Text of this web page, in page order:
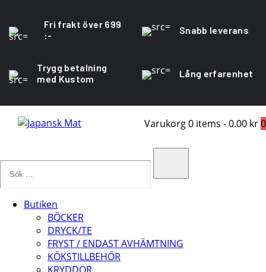
Fri frakt över 699
:-
Snabb leverans
Trygg betalning
med Kustom
Lång erfarenhet
Varukorg0 items -0.00 kr0
Butiken
BÖCKER
DRYCK/TE
FRYST / ENDAST AVHÄMTNING
KÖKSTILLBEHÖR